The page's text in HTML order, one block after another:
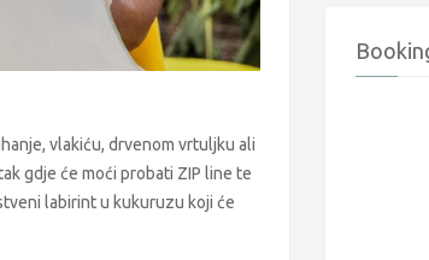
vlakiću, drvenom vrtuljku ali
gdje će moći probati ZIP line te
labirint u kukuruzu koji će